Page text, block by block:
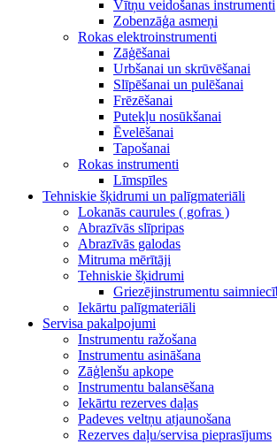
Vītņu veidošanas instrumenti
Zobenzāģa asmeņi
Rokas elektroinstrumenti
Zāģēšanai
Urbšanai un skrūvēšanai
Slīpēšanai un pulēšanai
Frēzēšanai
Putekļu nosūkšanai
Ēvelēšanai
Tapošanai
Rokas instrumenti
Līmspīles
Tehniskie šķidrumi un palīgmateriāli
Lokanās caurules ( gofras )
Abrazīvās slīpripas
Abrazīvās galodas
Mitruma mērītāji
Tehniskie šķidrumi
Griezējinstrumentu
Iekārtu palīgmateriāli
Servisa pakalpojumi
Instrumentu ražošana
Instrumentu asināšana
Zāģlenšu apkope
Instrumentu balansēšana
Iekārtu rezerves daļas
Padeves veltņu atjaunošana
Rezerves daļu/servisa pieprasījums